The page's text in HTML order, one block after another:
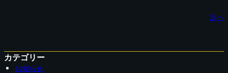
次へ
カテゴリー
お知らせ